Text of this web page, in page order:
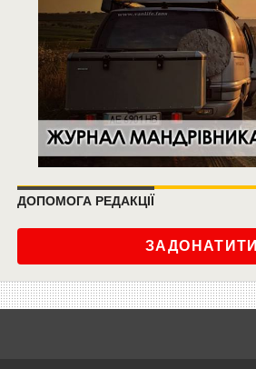
ДОПОМОГА РЕДАКЦІЇ
ЗАДОНАТИТИ